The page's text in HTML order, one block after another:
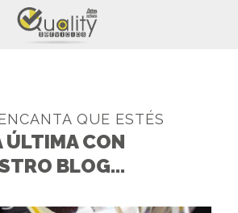
QUE ESTÉS
ÚLTIMA CON
BLOG...